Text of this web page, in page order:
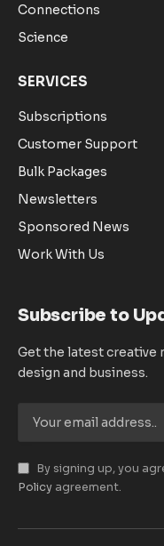
Connections
Science
SERVICES
Subscriptions
Customer Support
Bulk Packages
Newsletters
Sponsored News
Work With Us
Subscribe to
Get the latest creative
design and business.
By signing up, you
Policy agreement.